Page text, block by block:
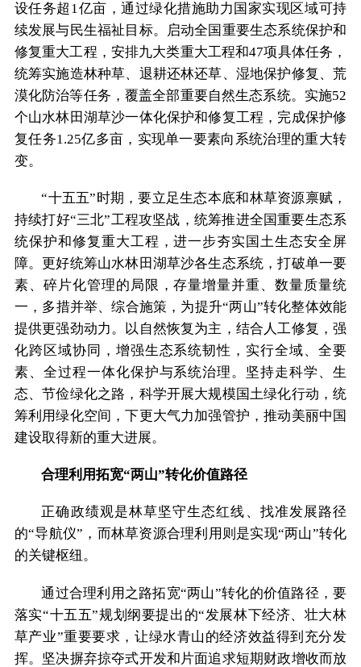
设任务超1亿亩，通过绿化措施助力国家实现区域可持
续发展与民生福祉目标。启动全国重要生态系统保护和
修复重大工程，安排九大类重大工程和47项具体任务，
统筹实施造林种草、退耕还林还草、湿地保护修复、荒
漠化防治等任务，覆盖全部重要自然生态系统。实施52
个山水林田湖草沙一体化保护和修复工程，完成保护修
复任务1.25亿多亩，实现单一要素向系统治理的重大转
变。
“十五五”时期，要立足生态本底和林草资源禀赋，
持续打好“三北”工程攻坚战，统筹推进全国重要生态系
统保护和修复重大工程，进一步夯实国土生态安全屏
障。更好统筹山水林田湖草沙各生态系统，打破单一要
素、碎片化管理的局限，存量增量并重、数量质量统
一，多措并举、综合施策，为提升“两山”转化整体效能
提供更强劲动力。以自然恢复为主，结合人工修复，强
化跨区域协同，增强生态系统韧性，实行全域、全要
素、全过程一体化保护与系统治理。坚持走科学、生
态、节俭绿化之路，科学开展大规模国土绿化行动，统
筹利用绿化空间，下更大气力加强管护，推动美丽中国
建设取得新的重大进展。
合理利用拓宽“两山”转化价值路径
正确政绩观是林草坚守生态红线、找准发展路径
的“导航仪”，而林草资源合理利用则是实现“两山”转化
的关键枢纽。
通过合理利用之路拓宽“两山”转化的价值路径，要
落实“十五五”规划纲要提出的“发展林下经济、壮大林
草产业”重要要求，让绿水青山的经济效益得到充分发
挥。坚决摒弃掠夺式开发和片面追求短期财政增收而放